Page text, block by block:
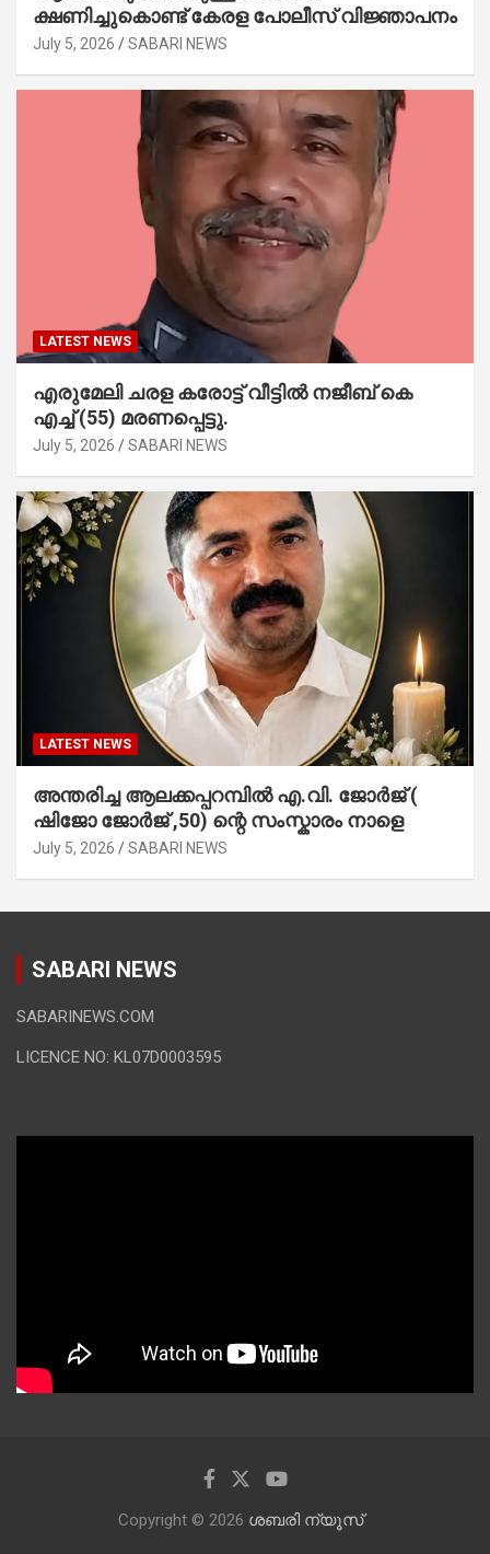
ക്ഷണിച്ചുകൊണ്ട് കേരള പോലീസ് വിജ്ഞാപനം
July 5, 2026 SABARI NEWS
LATEST NEWS
എരുമേലി ചരള കരോട്ട് വീട്ടിൽ നജീബ് കെ
എച്ച് (55) മരണപ്പെട്ടു.
July 5, 2026 SABARI NEWS
LATEST NEWS
അന്തരിച്ച ആ​ല​ക്ക​പ്പ​റമ്പിൽ​ എ.​വി. ജോ​ർ​ജ് (
ഷിജോ ജോർജ് ,50) ന്റെ സംസ്കാരം നാളെ
July 5, 2026 SABARI NEWS
SABARI NEWS
SABARINEWS.COM
LICENCE NO: KL07D0003595
Copyright © 2026 ശബരി ന്യൂസ്